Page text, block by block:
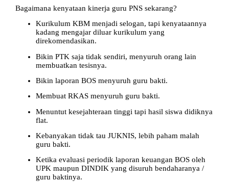
Bagaimana kenyataan kinerja guru PNS sekarang?
Kurikulum KBM menjadi selogan, tapi kenyataannya
kadang mengajar diluar kurikulum yang
direkomendasikan.
Bikin PTK saja tidak sendiri, menyuruh orang lain
membuatkan tesisnya.
Bikin laporan BOS menyuruh guru bakti.
Membuat RKAS menyuruh guru bakti.
Menuntut kesejahteraan tinggi tapi hasil siswa didiknya
flat.
Kebanyakan tidak tau JUKNIS, lebih paham malah
guru bakti.
Ketika evaluasi periodik laporan keuangan BOS oleh
UPK maupun DINDIK yang disuruh bendaharanya /
guru baktinya.